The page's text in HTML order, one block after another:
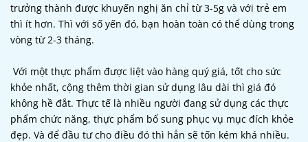
trưởng thành được khuyến nghị ăn chỉ từ 3-5g và với trẻ em
thì ít hơn. Thì với số yến đó, bạn hoàn toàn có thể dùng trong
vòng từ 2-3 tháng.
Với một thực phẩm được liệt vào hàng quý giá, tốt cho sức
khỏe nhất, cộng thêm thời gian sử dụng lâu dài thì giá đó
không hề đắt. Thực tế là nhiều người đang sử dụng các thực
phẩm chức năng, thực phẩm bổ sung phục vụ mục đích khỏe
đẹp. Và để đầu tư cho điều đó thì hẳn sẽ tốn kém khá nhiều.